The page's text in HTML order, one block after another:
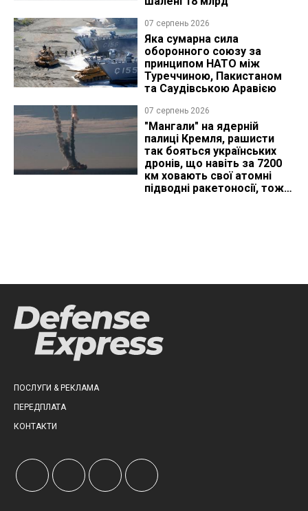
07 серпень 2026
Яка сумарна сила
оборонного союзу за
принципом НАТО між
Туреччиною, Пакистаном
та Саудівською Аравією
07 серпень 2026
"Мангали" на ядерній
палиці Кремля, рашисти
так бояться українських
дронів, що навіть за 7200
км ховають свої атомні
підводні ракетоносії, тож
ПОСЛУГИ & РЕКЛАМА
ПЕРЕДПЛАТА
КОНТАКТИ